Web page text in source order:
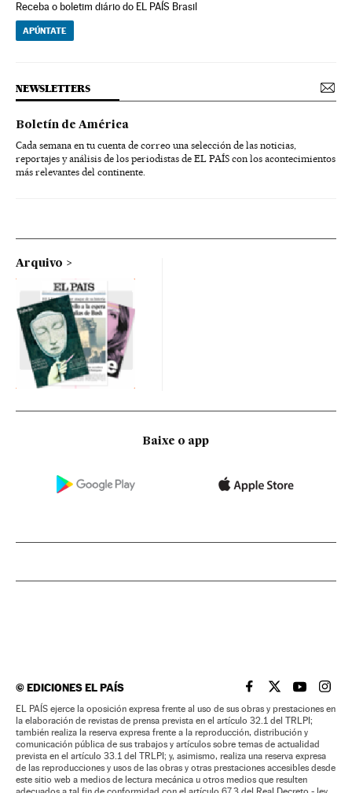
Receba o boletim diário do EL PAÍS Brasil
APÚNTATE
NEWSLETTERS
Boletín de América
Cada semana en tu cuenta de correo una selección de las noticias,
reportajes y análisis de los periodistas de EL PAÍS con los acontecimientos
más relevantes del continente.
Arquivo
Baixe o app
©EDICIONES EL PAÍS EL PAÍS BRASIL EN
EL PAÍSEL PAÍS
EL
EL PAÍS ejerce la oposición expresa frente al uso de sus obras y prestaciones en
la elaboración de revistas de prensa prevista en el artículo 32.1 del TRLPI;
también realiza la reserva expresa frente a la reproducción, distribución y
comunicación pública de sus trabajos y artículos sobre temas de actualidad
prevista en el artículo 33.1 del TRLPI; y, asimismo, realiza una reserva expresa
de las reproducciones y usos de las obras y otras prestaciones accesibles desde
este sitio web a medios de lectura mecánica u otros medios que resulten